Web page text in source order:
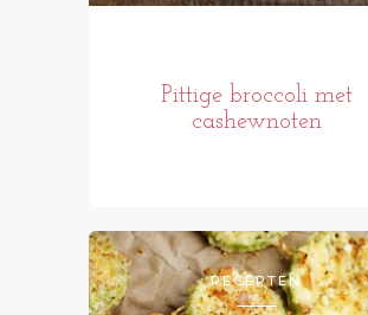
Pittige broccoli met
cashewnoten
RECEPTEN